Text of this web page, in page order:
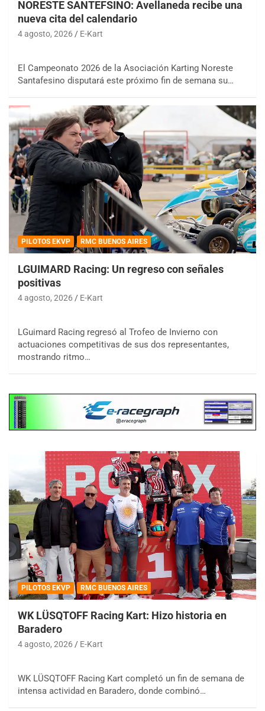
NORESTE SANTEFSINO: Avellaneda recibe una
nueva cita del calendario
4 agosto, 2026 E-Kart
El Campeonato 2026 de la Asociación Karting Noreste
Santafesino disputará este próximo fin de semana su…
PILOTOS EKVP RMC BUENOS AIRES
LGUIMARD Racing: Un regreso con señales
positivas
4 agosto, 2026 E-Kart
LGuimard Racing regresó al Trofeo de Invierno con
actuaciones competitivas de sus dos representantes,
mostrando ritmo…
PILOTOS EKVP RMC BUENOS AIRES
WK LÜSQTOFF Racing Kart: Hizo historia en
Baradero
4 agosto, 2026 E-Kart
WK LÜSQTOFF Racing Kart completó un fin de semana de
intensa actividad en Baradero, donde combinó…